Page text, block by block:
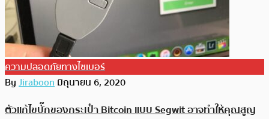
ความปลอดภัยทางไซเบอร์
ByJiraboonมิถุนายน 6, 2020
ตัวแก้ไขบั๊กของกระเป๋า Bitcoin แบบ Segwit อาจทำให้คุณสูญ